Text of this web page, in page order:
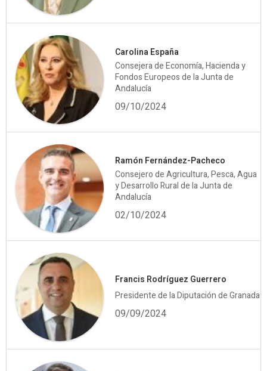
Carolina España
Consejera de Economía, Hacienda y
Fondos Europeos de la Junta de
Andalucía
09/10/2024
Ramón Fernández-Pacheco
Consejero de Agricultura, Pesca, Agua
y Desarrollo Rural de la Junta de
Andalucía
02/10/2024
Francis Rodríguez Guerrero
Presidente de la Diputación de Granada
09/09/2024